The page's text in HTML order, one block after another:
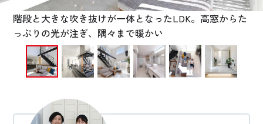
YOUTUBE Instagram
プライバシーポリシー
階段と大きな吹き抜けが一体となったLDK。高窓からた
っぷりの光が注ぎ、隅々まで暖かい